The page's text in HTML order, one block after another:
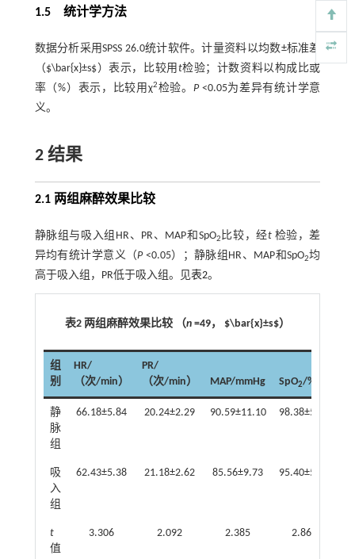
1.5 统计学方法
数据分析采用SPSS 26.0统计软件。计量资料以均数±标准差
（$\bar{x}±s$）表示，比较用 t检验；计数资料以构成比或
率（%）表示，比较用χ2检验。 P<0.05为差异有统计学意
义。
2 结果
2.1 两组麻醉效果比较
静脉组与吸入组HR、PR、MAP和SpO2 比较，经t检验，差
异均有统计学意义（P<0.05）；静脉组HR、MAP和SpO2均
高于吸入组，PR低于吸入组。见表2。
表2 两组麻醉效果比较 （n=49， $\bar{x}±s$）
组
别
HR/
（次/min）
PR/
（次/min）
MAP/mmHg SpO2/%
静
脉
组
66.18±5.84 20.24±2.29 90.59±11.10 98.38±5.26
吸
入
组
62.43±5.38 21.18±2.62 85.56±9.73 95.40±5.05
t
值
3.306 2.092 2.385 2.861